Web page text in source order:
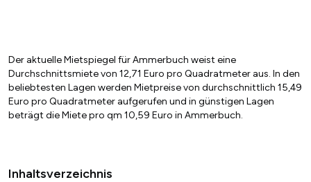
Der aktuelle Mietspiegel für Ammerbuch weist eine
Durchschnittsmiete von 12,71 Euro pro Quadratmeter aus. In den
beliebtesten Lagen werden Mietpreise von durchschnittlich 15,49
Euro pro Quadratmeter aufgerufen und in günstigen Lagen
beträgt die Miete pro qm 10,59 Euro in Ammerbuch.
Inhaltsverzeichnis